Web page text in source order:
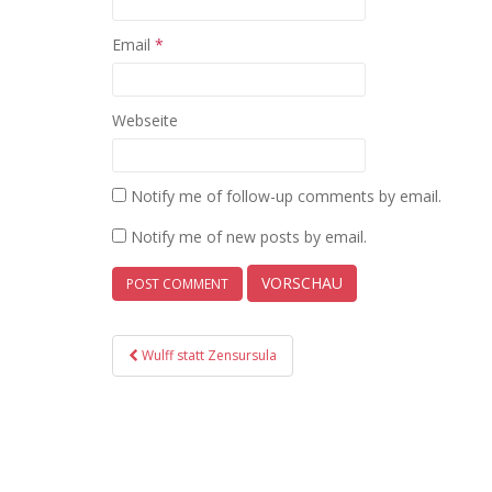
Email *
Webseite
Notify me of follow-up comments by email.
Notify me of new posts by email.
Post
navigation
Wulff statt Zensursula